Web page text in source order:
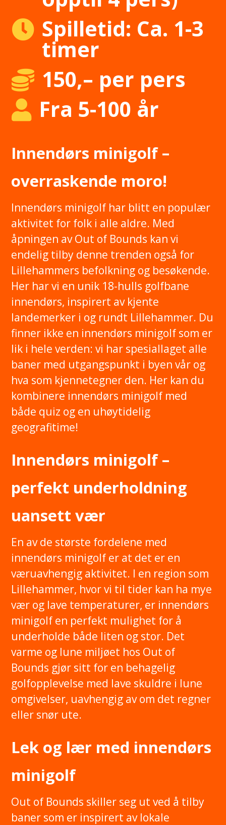
 Spilletid: Ca. 1-3
timer
 150,– per pers
 Fra 5-100 år
Innendørs minigolf –
overraskende moro!
Innendørs minigolf har blitt en populær
aktivitet for folk i alle aldre. Med
åpningen av Out of Bounds kan vi
endelig tilby denne trenden også for
Lillehammers befolkning og besøkende.
Her har vi en unik 18-hulls golfbane
innendørs, inspirert av kjente
landemerker i og rundt Lillehammer. Du
finner ikke en innendørs minigolf som er
lik i hele verden: vi har spesiallaget alle
baner med utgangspunkt i byen vår og
hva som kjennetegner den. Her kan du
kombinere innendørs minigolf med
både quiz og en uhøytidelig
geografitime!
Innendørs minigolf –
perfekt underholdning
uansett vær
En av de største fordelene med
innendørs minigolf er at det er en
væruavhengig aktivitet. I en region som
Lillehammer, hvor vi til tider kan ha mye
vær og lave temperaturer, er innendørs
minigolf en perfekt mulighet for å
underholde både liten og stor. Det
varme og lune miljøet hos Out of
Bounds gjør sitt for en behagelig
golfopplevelse med lave skuldre i lune
omgivelser, uavhengig av om det regner
eller snør ute.
Lek og lær med innendørs
minigolf
Out of Bounds skiller seg ut ved å tilby
baner som er inspirert av lokale